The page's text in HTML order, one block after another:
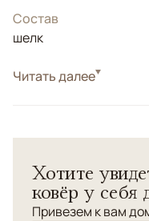
Состав
шелк
Читать далее
Хотите
ковёр у себя
Привезем к вам